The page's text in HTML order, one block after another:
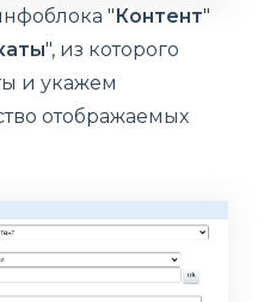
"Контент"
", из которого
и укажем
отображаемых